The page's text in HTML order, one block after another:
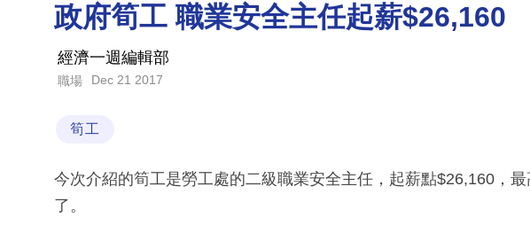
政府筍工 職業安全主任起薪$26,160
經濟一週編輯部
職場 Dec 21 2017
筍工
今次介紹的筍工是勞工處的二級職業安全主任，起薪點$26,160，
了。